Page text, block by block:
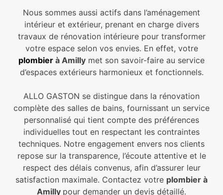
Nous sommes aussi actifs dans l’aménagement
intérieur et extérieur, prenant en charge divers
travaux de rénovation intérieure pour transformer
votre espace selon vos envies. En effet, votre
plombier à Amilly met son savoir-faire au service
d’espaces extérieurs harmonieux et fonctionnels.
ALLO GASTON se distingue dans la rénovation
complète des salles de bains, fournissant un service
personnalisé qui tient compte des préférences
individuelles tout en respectant les contraintes
techniques. Notre engagement envers nos clients
repose sur la transparence, l’écoute attentive et le
respect des délais convenus, afin d’assurer leur
satisfaction maximale. Contactez votre plombier à
Amilly pour demander un devis détaillé.